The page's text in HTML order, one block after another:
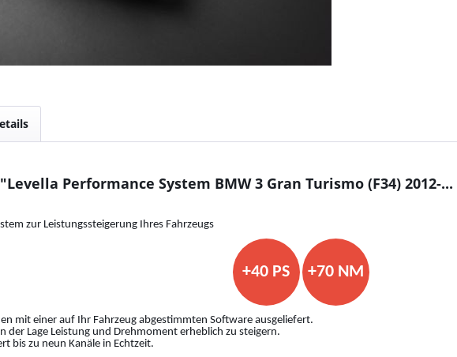
Performance System BMW 3 Gran Turismo (F34) 2012-...
zur Leistungssteigerung Ihres Fahrzeugs
+40 PS +70 NM
mit einer auf Ihr Fahrzeug abgestimmten Software ausgeliefert.
der Lage Leistung und Drehmoment erheblich zu steigern.
bis zu neun Kanäle in Echtzeit.